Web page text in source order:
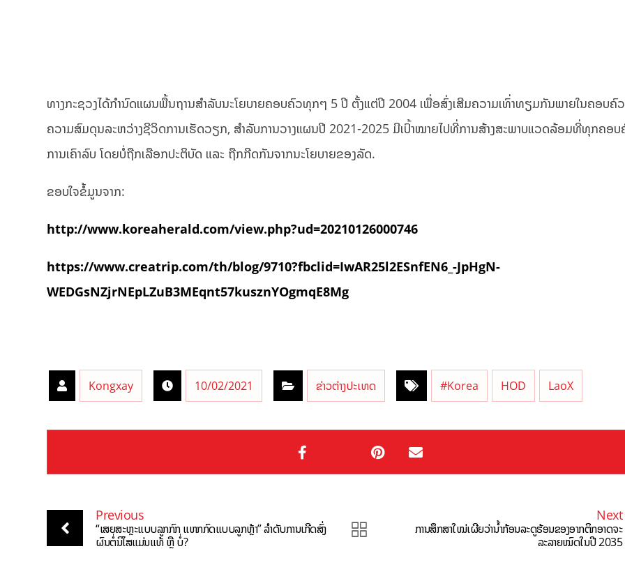
ທາງກະຊວງໄດ້ກຳນົດແຜນພື້ນຖານສຳລັບນະໂຍບາຍຄອບຄົວທຸກໆ 5 ປີ ຕັ້ງແຕ່ປີ 2004 ເພື່ອສົ່ງເສີມຄວາມເທົ່າທຽມກັນພາຍໃນຄອບຄົ
ຄວາມສົມດຸນລະຫວ່າງຊີວິດການເຮັດວຽກ, ສຳລັບການວາງແຜນປີ 2021-2025 ມີເປົ້າໝາຍໄປທີ່ການສ້າງສະພາບແວດລ້ອມທີ່ທຸກຄອບ
ການເຄົາລົບ ໂດຍບໍ່ຖືກເລືອກປະຕິບັດ ແລະ ຖືກກີດກັນຈາກນະໂຍບາຍຂອງລັດ.
ຂອບໃຈຂໍ້ມູນຈາກ:
http://www.koreaherald.com/view.php?ud=20210126000746
https://www.creatrip.com/th/blog/9710?fbclid=IwAR25l2ESnfEN6_-JpHgN-
WEDGsNZjrNEpLZuB3MEqnt57kusznYOgmqE8Mg
Kongxay 10/02/2021 ຂ່າວຕ່າງປະເທດ #Korea HOD LaoX
Previous
“ເສຍສະຫຼະແບບລູກກົກ ແຫກກົດແບບລູກຫຼ້າ” ລໍາດັບການເກີດສົ່ງ
ຜົນຕໍ່ນິໄສແມ່ນແທ້ ຫຼື ບໍ່?
Next
ການສຶກສາໃໝ່ເຜີຍວ່ານ້ຳກ້ອນລະດູຮ້ອນຂອງອາກຕິກອາດຈະ
ລະລາຍໝົດໃນປີ 2035